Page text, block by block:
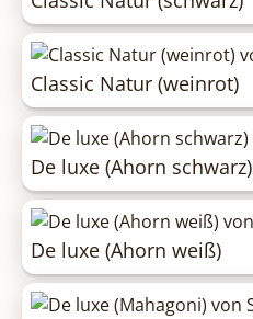
Classic Natur (weinrot)
De luxe (Ahorn schwarz)
De luxe (Ahorn weiß)